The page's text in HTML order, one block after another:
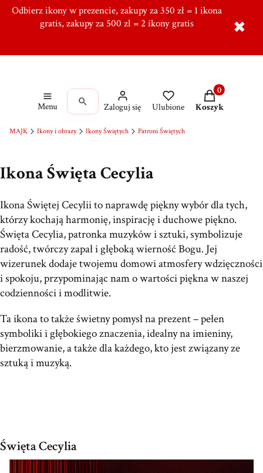
Odbierz ikony w prezencie, zakupy za 350 zł = 1 ikona
gratis, zakupy za 500 zł = 2 ikony gratis
Tworzymy od ponad 10 lat w Ręcznie, Ponad 5000
zadowolonych klientów,Dołącz do naszej grupy! ✖
Menu Zaloguj się Ulubione
Produkty w
Koszyk
MAJK Ikony i obrazy Ikony Świętych Patroni Świętych
Ikona Święta Cecylia
Ikona Świętej Cecylii to naprawdę piękny wybór dla tych,
którzy kochają harmonię, inspirację i duchowe piękno.
Święta Cecylia, patronka muzyków i sztuki, symbolizuje
radość, twórczy zapał i głęboką wierność Bogu. Jej
wizerunek dodaje twojemu domowi atmosfery wdzięczności
i spokoju, przypominając nam o wartości piękna w naszej
codzienności i modlitwie.
Ta ikona to także świetny pomysł na prezent – pełen
symboliki i głębokiego znaczenia, idealny na imieniny,
bierzmowanie, a także dla każdego, kto jest związany ze
sztuką i muzyką.
Święta Cecylia